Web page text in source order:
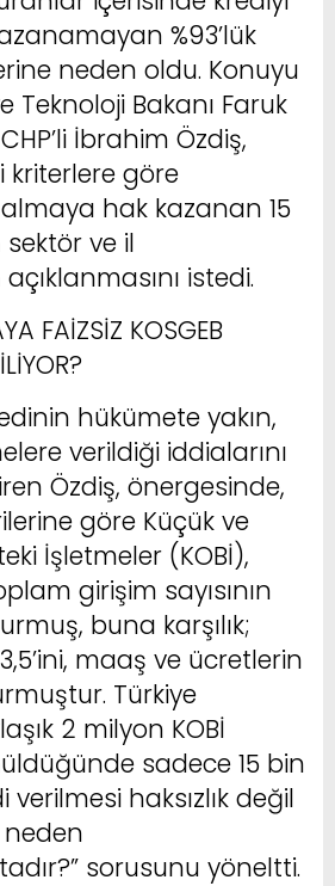
%93’lük
neden oldu. Konuyu
Teknoloji Bakanı Faruk
İbrahim Özdiş,
kriterlere göre
hak kazanan 15
ve il
açıklanmasını istedi.
FAİZSİZ KOSGEB
hükümete yakın,
verildiği iddialarını
Özdiş, önergesinde,
göre Küçük ve
İşletmeler (KOBİ),
girişim sayısının
buna karşılık;
maaş ve ücretlerin
Türkiye
2 milyon KOBİ
sadece 15 bin
haksızlık değil
neden
sorusunu yöneltti.